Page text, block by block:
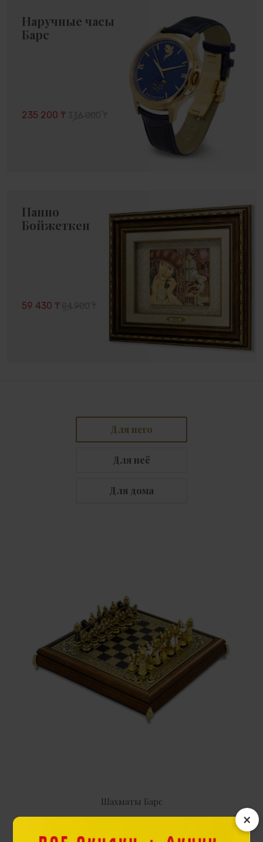
×
Наручные часы
Барс
235 200 ₸ 336 000 ₸
Панно
Бойжеткен
59 430 ₸ 84 900 ₸
Для него
Для неё
Для дома
Шахматы Барс